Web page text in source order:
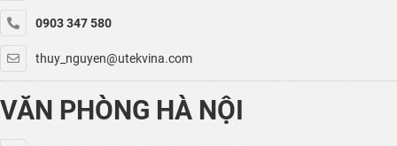
0903 347 580
thuy_nguyen@utekvina.com
VĂN PHÒNG HÀ NỘI